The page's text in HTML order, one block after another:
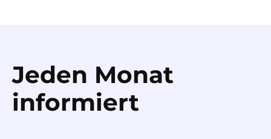
Jeden Monat
informiert